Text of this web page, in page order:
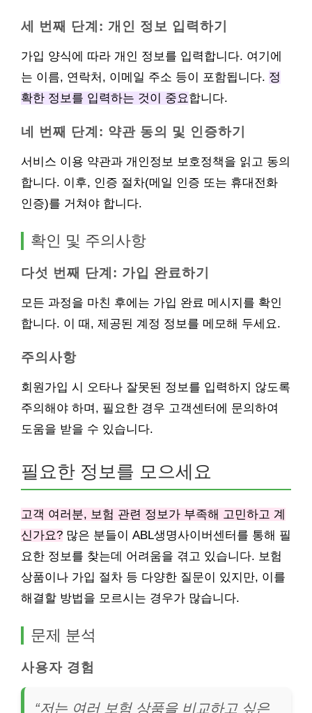
세 번째 단계: 개인 정보 입력하기
가입 양식에 따라 개인 정보를 입력합니다. 여기에
는 이름, 연락처, 이메일 주소 등이 포함됩니다. 정
확한 정보를 입력하는 것이 중요합니다.
네 번째 단계: 약관 동의 및 인증하기
서비스 이용 약관과 개인정보 보호정책을 읽고 동의
합니다. 이후, 인증 절차(메일 인증 또는 휴대전화
인증)를 거쳐야 합니다.
확인 및 주의사항
다섯 번째 단계: 가입 완료하기
모든 과정을 마친 후에는 가입 완료 메시지를 확인
합니다. 이 때, 제공된 계정 정보를 메모해 두세요.
주의사항
회원가입 시 오타나 잘못된 정보를 입력하지 않도록
주의해야 하며, 필요한 경우 고객센터에 문의하여
도움을 받을 수 있습니다.
필요한 정보를 모으세요
고객 여러분, 보험 관련 정보가 부족해 고민하고 계
신가요? 많은 분들이 ABL생명사이버센터를 통해 필
요한 정보를 찾는데 어려움을 겪고 있습니다. 보험
상품이나 가입 절차 등 다양한 질문이 있지만, 이를
해결할 방법을 모르시는 경우가 많습니다.
문제 분석
사용자 경험
“저는 여러 보험 상품을 비교하고 싶은